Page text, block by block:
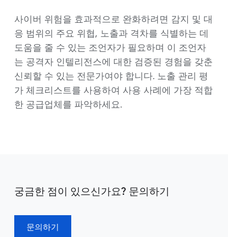
사이버 위험을 효과적으로 완화하려면 감지 및 대
응 범위의 주요 위협, 노출과 격차를 식별하는 데
도움을 줄 수 있는 조언자가 필요하며 이 조언자
는 공격자 인텔리전스에 대한 검증된 경험을 갖춘
신뢰할 수 있는 전문가여야 합니다. 노출 관리 평
가 체크리스트를 사용하여 사용 사례에 가장 적합
한 공급업체를 파악하세요.
궁금한 점이 있으신가요? 문의하기
문의하기